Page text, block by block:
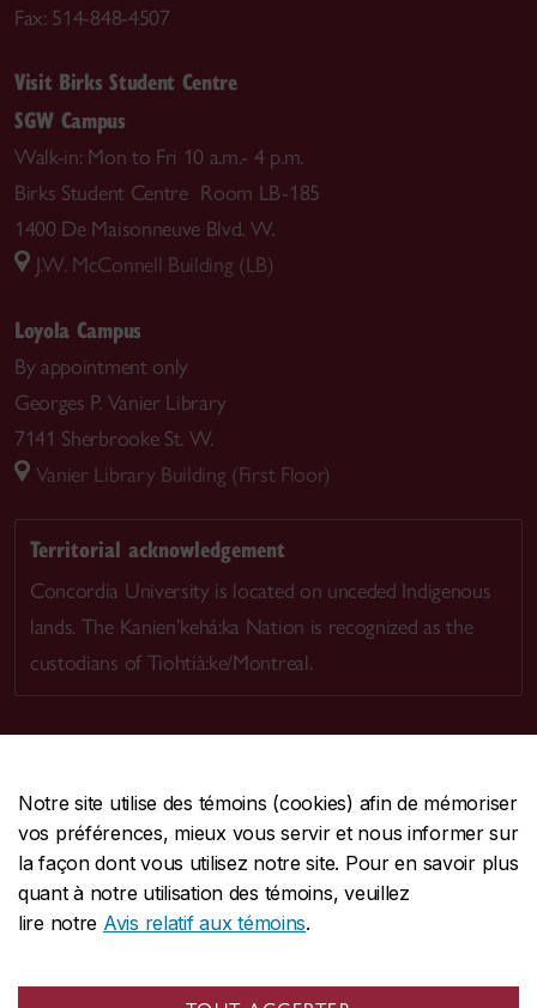
Notre site utilise des témoins (cookies) afin de mémoriser
vos préférences, mieux vous servir et nous informer sur
la façon dont vous utilisez notre site. Pour en savoir plus
quant à notre utilisation des témoins, veuillez
lire notre Avis relatif aux témoins.
Fax: 514-848-4507
Visit Birks Student Centre
SGW Campus
Walk-in: Mon to Fri 10 a.m.- 4 p.m.
Birks Student Centre Room LB-185
1400 De Maisonneuve Blvd. W.
J.W. McConnell Building (LB)
Loyola Campus
By appointment only
Georges P. Vanier Library
7141 Sherbrooke St. W.
Vanier Library Building (First Floor)
Territorial acknowledgement
Concordia University is located on unceded Indigenous
lands. The Kanien’kehá:ka Nation is recognized as the
custodians of Tiohtià:ke/Montreal.
CENTRALE514-848-2424
URGENCE514-848-3717
Protection et prévention | Accessibilité | Confidentialité
Conditions d'utilisation |